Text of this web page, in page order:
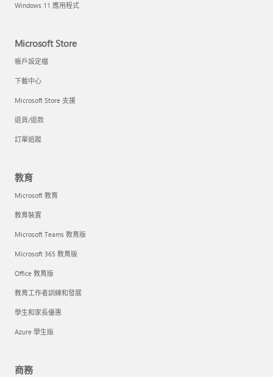
Windows 11 應用程式
Microsoft Store
帳戶設定檔
下載中心
Microsoft Store 支援
退貨/退款
訂單追蹤
教育
Microsoft 教育
教育裝置
Microsoft Teams 教育版
Microsoft 365 教育版
Office 教育版
教育工作者訓練和發展
學生和家長優惠
Azure 學生版
商務